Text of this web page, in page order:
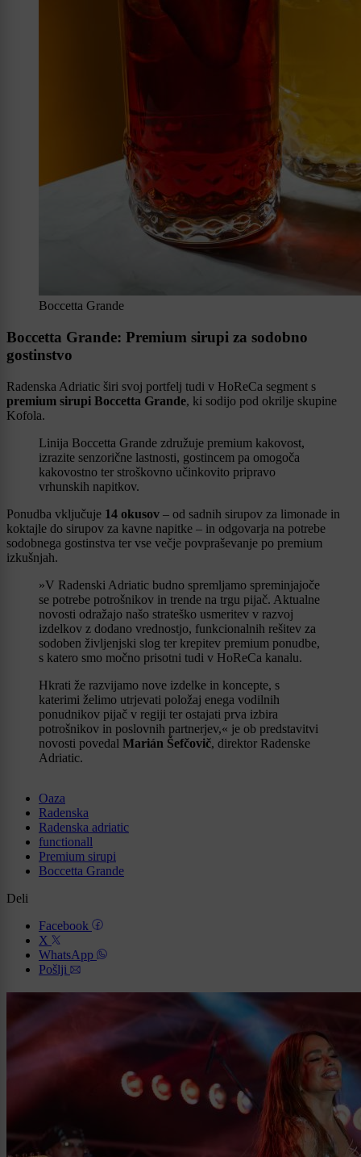
Boccetta Grande
Boccetta Grande: Premium sirupi za sodobno
gostinstvo
Radenska Adriatic širi svoj portfelj tudi v HoReCa segment s
premium sirupi Boccetta Grande, ki sodijo pod okrilje skupine
Kofola.
Linija Boccetta Grande združuje premium kakovost,
izrazite senzorične lastnosti, gostincem pa omogoča
kakovostno ter stroškovno učinkovito pripravo
vrhunskih napitkov.
Ponudba vključuje 14 okusov – od sadnih sirupov za limonade in
koktajle do sirupov za kavne napitke – in odgovarja na potrebe
sodobnega gostinstva ter vse večje povpraševanje po premium
izkušnjah.
»V Radenski Adriatic budno spremljamo spreminjajoče
se potrebe potrošnikov in trende na trgu pijač. Aktualne
novosti odražajo našo strateško usmeritev v razvoj
izdelkov z dodano vrednostjo, funkcionalnih rešitev za
sodoben življenjski slog ter krepitev premium ponudbe,
s katero smo močno prisotni tudi v HoReCa kanalu.
Hkrati že razvijamo nove izdelke in koncepte, s
katerimi želimo utrjevati položaj enega vodilnih
ponudnikov pijač v regiji ter ostajati prva izbira
potrošnikov in poslovnih partnerjev,« je ob predstavitvi
novosti povedal Marián Šefčovič, direktor Radenske
Adriatic.
Oaza
Radenska
Radenska adriatic
functionall
Premium sirupi
Boccetta Grande
Deli
Facebook
X
WhatsApp
Pošlji